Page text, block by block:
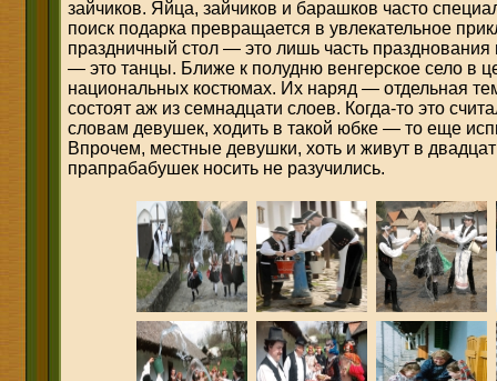
зайчиков. Яйца, зайчиков и барашков часто
поиск подарка превращается в увлекательное
праздничный стол — это лишь часть празднования
— это танцы. Ближе к полудню венгерское село в
национальных костюмах. Их наряд — отдельная
состоят аж из семнадцати слоев. Когда-то это
словам девушек, ходить в такой юбке — то еще
Впрочем, местные девушки, хоть и живут в
прапрабабушек носить не разучились.